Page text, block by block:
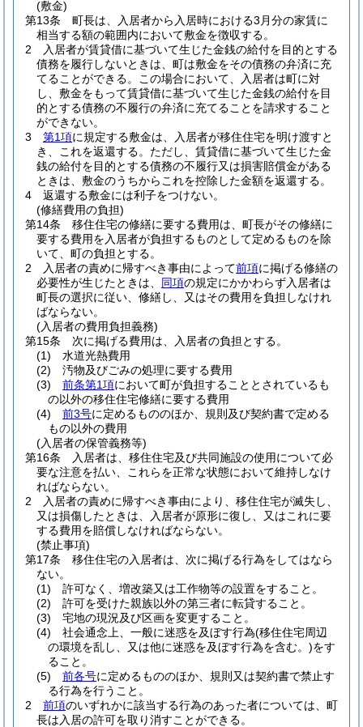
(敷金)
第13条
町長は、入居者から入居時における3月分の家賃に
相当する額の範囲内において敷金を徴収する。
2
入居者が賃貸借に基づいて生じた金銭の給付を目的とする
債務を履行しないときは、町は敷金をその債務の弁済に充
てることができる。
この場合において、入居者は町に対
し、敷金をもって賃貸借に基づいて生じた金銭の給付を目
的とする債務の不履行の弁済に充てることを請求すること
ができない。
3
第1項に規定する敷金は、入居者が移住住宅を明け渡すと
き、これを返還する。 ただし、賃貸借に基づいて生じた金
銭の給付を目的とする債務の不履行又は損害賠償金がある
ときは、敷金のうちからこれを控除した金額を返還する。
4
返還する敷金には利子をつけない。
(修繕費用の負担)
第14条
移住住宅の修繕に要する費用は、町長がその修繕に
要する費用を入居者が負担するものとして定めるものを除
いて、町の負担とする。
2
入居者の責めに帰すべき事由によって前項に掲げる修繕の
必要性が生じたときは、 同項の規定にかかわらず入居者は
町長の選択に従い、修繕し、又はその費用を負担しなけれ
ばならない。
(入居者の費用負担義務)
第15条
次に掲げる費用は、入居者の負担とする。
(1)
水道光熱費用
(2)
汚物及びごみの処理に要する費用
(3)
前条第1項において町が負担することとされているも
の以外の移住住宅修繕に要する費用
(4)
前3号に定めるもののほか、規則及び契約書で定める
もの以外の費用
(入居者の保管義務等)
第16条
入居者は、移住住宅及び共同施設の使用について必
要な注意を払い、これらを正常な状態において維持しなけ
ればならない。
2
入居者の責めに帰すべき事由により、移住住宅が滅失し、
又は損傷したときは、入居者が原形に復し、又はこれに要
する費用を賠償しなければならない。
(禁止事項)
第17条
移住住宅の入居者は、次に掲げる行為をしてはなら
ない。
(1)
許可なく、増改築又は工作物等の設置をすること。
(2)
許可を受けた親族以外の第三者に転貸すること。
(3)
宅地の現況及び区画を変更すること。
(4)
社会通念上、一般に迷惑を及ぼす行為(移住住宅周辺
の環境を乱し、又は他に迷惑を及ぼす行為を含む。)をす
ること。
(5)
前各号に定めるもののほか、規則又は契約書で禁止す
る行為を行うこと。
2
前項のいずれかに該当する行為のあった者については、町
長は入居の許可を取り消すことができる。